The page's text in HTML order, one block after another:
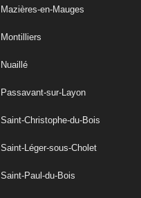
Mazières-en-Mauges
Montilliers
Nuaillé
Passavant-sur-Layon
Saint-Christophe-du-Bois
Saint-Léger-sous-Cholet
Saint-Paul-du-Bois